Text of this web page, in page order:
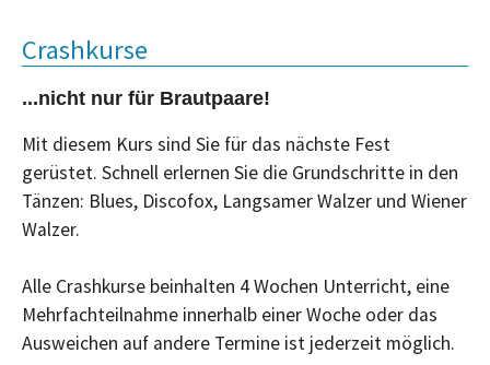
Crashkurse
...nicht nur für Brautpaare!
Mit diesem Kurs sind Sie für das nächste Fest
gerüstet. Schnell erlernen Sie die Grundschritte in den
Tänzen: Blues, Discofox, Langsamer Walzer und Wiener
Walzer.
Alle Crashkurse beinhalten 4 Wochen Unterricht, eine
Mehrfachteilnahme innerhalb einer Woche oder das
Ausweichen auf andere Termine ist jederzeit möglich.